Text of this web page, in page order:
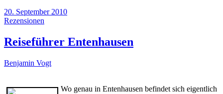
20. September 2010
Rezensionen
Reiseführer Entenhausen
Benjamin Vogt
Wo genau in Entenhausen befindet sich eigentlich